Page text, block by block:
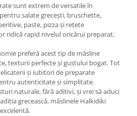
sunt extrem de versatile în
salate grecești, bruschette,
paste, pizza și rețete
ridică rapid nivelul oricărui preparat,
preferă acest tip de măsline
texturii perfecte și gustului bogat. Tot
și iubitori de preparate
autenticitate și simplitate.
naturale, fără aditivi, și vrei să aduci
grecească, măslinele Halkidiki